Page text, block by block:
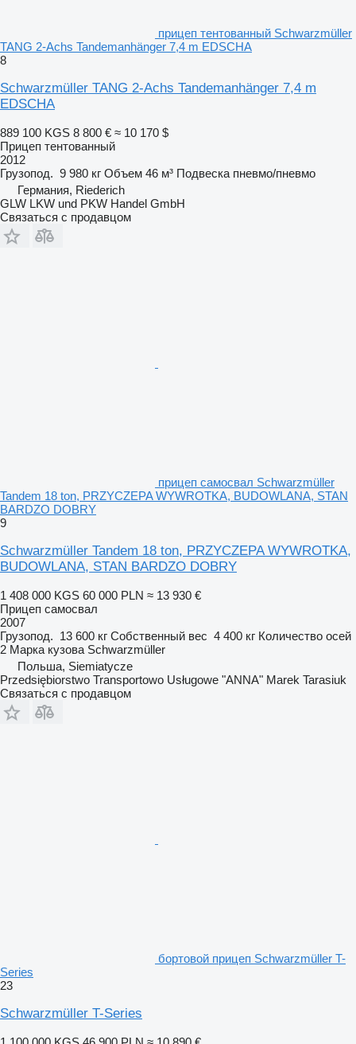
прицеп тентованный Schwarzmüller
TANG 2-Achs Tandemanhänger 7,4 m EDSCHA
8
Schwarzmüller TANG 2-Achs Tandemanhänger 7,4 m
EDSCHA
889 100 KGS 8 800 € ≈ 10 170 $
Прицеп тентованный
2012
Грузопод. 9 980 кг Объем 46 м³ Подвеска пневмо/пневмо
Германия, Riederich
GLW LKW und PKW Handel GmbH
Связаться с продавцом
прицеп самосвал Schwarzmüller
Tandem 18 ton, PRZYCZEPA WYWROTKA, BUDOWLANA, STAN
BARDZO DOBRY
9
Schwarzmüller Tandem 18 ton, PRZYCZEPA WYWROTKA,
BUDOWLANA, STAN BARDZO DOBRY
1 408 000 KGS 60 000 PLN ≈ 13 930 €
Прицеп самосвал
2007
Грузопод. 13 600 кг Собственный вес 4 400 кг Количество осей
2 Марка кузова Schwarzmüller
Польша, Siemiatycze
Przedsiębiorstwo Transportowo Usługowe "ANNA" Marek Tarasiuk
Связаться с продавцом
бортовой прицеп Schwarzmüller T-
Series
23
Schwarzmüller T-Series